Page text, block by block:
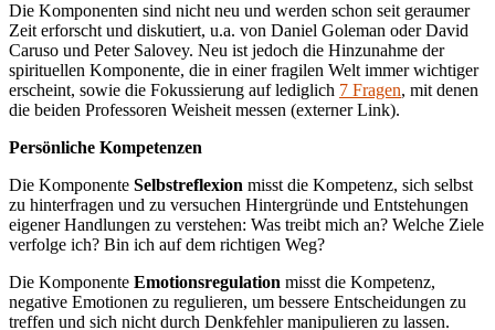
Die Komponenten sind nicht neu und werden schon seit geraumer
Zeit erforscht und diskutiert, u.a. von Daniel Goleman oder David
Caruso und Peter Salovey. Neu ist jedoch die Hinzunahme der
spirituellen Komponente, die in einer fragilen Welt immer wichtiger
erscheint, sowie die Fokussierung auf lediglich 7 Fragen, mit denen
die beiden Professoren Weisheit messen (externer Link).
Persönliche Kompetenzen
Die Komponente Selbstreflexion misst die Kompetenz, sich selbst
zu hinterfragen und zu versuchen Hintergründe und Entstehungen
eigener Handlungen zu verstehen: Was treibt mich an? Welche Ziele
verfolge ich? Bin ich auf dem richtigen Weg?
Die Komponente Emotionsregulation misst die Kompetenz,
negative Emotionen zu regulieren, um bessere Entscheidungen zu
treffen und sich nicht durch Denkfehler manipulieren zu lassen.